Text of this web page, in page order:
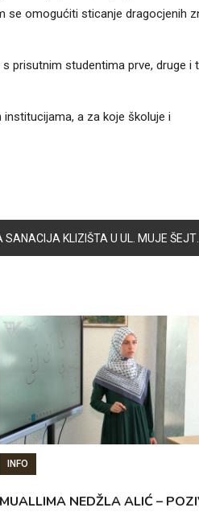
se omogućiti sticanje dragocjenih
prisutnim studentima prve, druge i
a za koje školuje i
SANACIJA KLIZIŠTA U UL. MUJE ŠEJTE
INFO
MUALLIMA NEDŽLA ALIĆ –